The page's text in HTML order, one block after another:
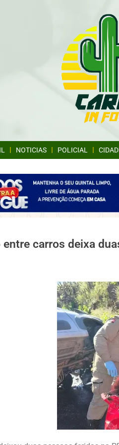
NOTICIAS POLICIAL
entre carros deixa